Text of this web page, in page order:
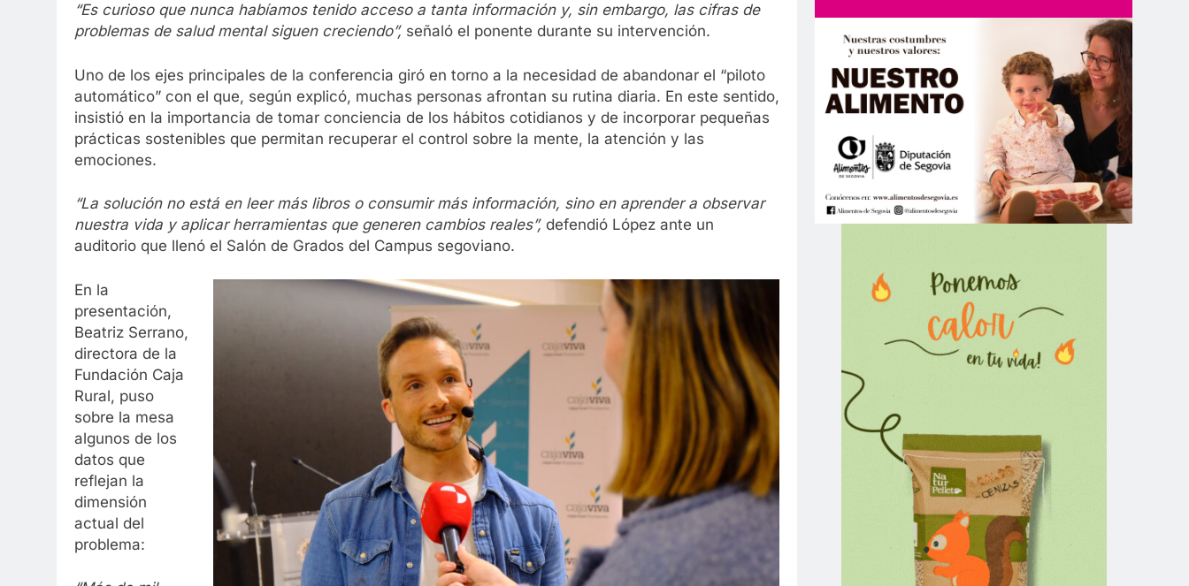
“Es curioso que nunca habíamos tenido acceso a tanta información y, sin embargo, las cifras de
problemas de salud mental siguen creciendo”, señaló el ponente durante su intervención.
Uno de los ejes principales de la conferencia giró en torno a la necesidad de abandonar el “piloto
automático” con el que, según explicó, muchas personas afrontan su rutina diaria. En este sentido,
insistió en la importancia de tomar conciencia de los hábitos cotidianos y de incorporar pequeñas
prácticas sostenibles que permitan recuperar el control sobre la mente, la atención y las
emociones.
“La solución no está en leer más libros o consumir más información, sino en aprender a observar
nuestra vida y aplicar herramientas que generen cambios reales”, defendió López ante un
auditorio que llenó el Salón de Grados del Campus segoviano.
En la
presentación,
Beatriz Serrano,
directora de la
Fundación Caja
Rural, puso
sobre la mesa
algunos de los
datos que
reflejan la
dimensión
actual del
problema: